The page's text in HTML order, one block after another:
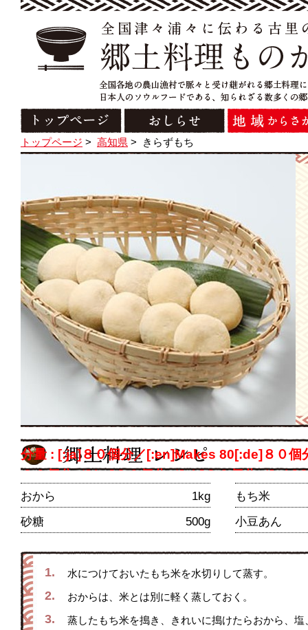
トップページ > 高知県 > きらずもち
分量 : [:ja]８０個分／[:en]Makes 80[:de]８０
８０個分／[:ko]８０個分／[:th]８０個分／[:zh]
おから 1kg
もち米
砂糖
500g 小豆あん
1. 水につけておいたもち米を水切りして蒸す。
2. おからは、米とは別に軽く蒸しておく。
3.
蒸したもち米を搗き、きれいに搗けたらおから、